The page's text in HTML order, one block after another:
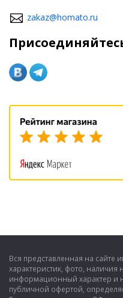
zakaz@homato.ru
Вся представленная на сайте
характеристик, фото, наличия
информационный характер и
публичной офертой,